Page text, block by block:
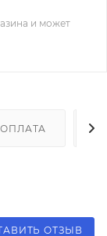
и может
ОПЛАТА
ОТЗЫВ